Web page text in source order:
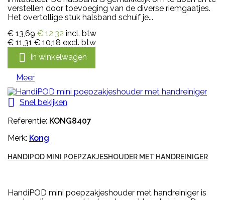
verstellen door toevoeging van de diverse riemgaatjes.
Het overtollige stuk halsband schuif je...
€ 13,69 € 12,32 incl. btw
€ 11,31 € 10,18 excl. btw
 In winkelwagen
Meer

Snel bekijken
Referentie: KONG8407
Merk: Kong
HANDIPOD MINI POEPZAKJESHOUDER MET HANDREINIGER
HandiPOD mini poepzakjeshouder met handreiniger is